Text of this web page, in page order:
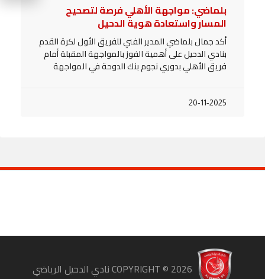
بلماضي: مواجهة الأهلي فرصة لتصحيح
المسار واستعادة هوية الدحيل
أكد جمال بلماضي المدير الفني للفريق الأول لكرة القدم
بنادي الدحيل على أهمية الفوز بالمواجهة المقبلة أمام
فريق الأهلي بدوري نجوم بنك الدوحة في المواجهة
20-11-2025
2026 نادي الدحيل الرياضي